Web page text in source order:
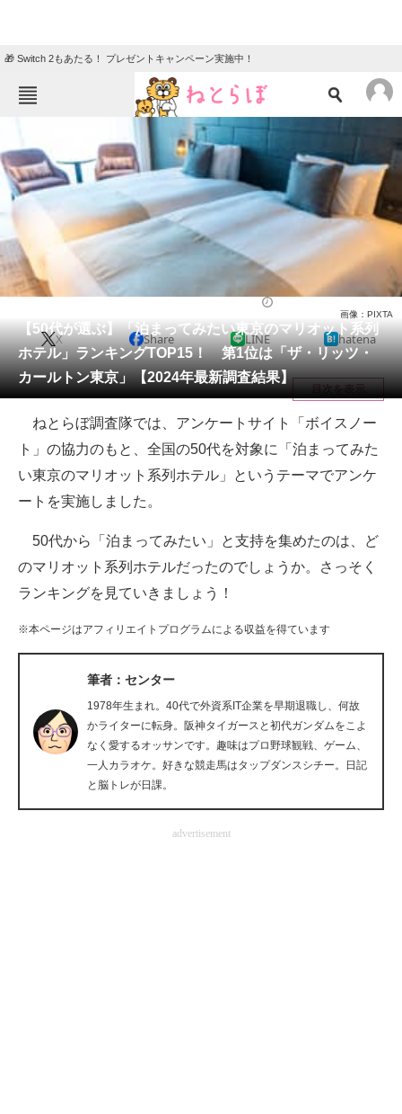
🎁 Switch 2もあたる！ プレゼントキャンペーン実施中！
TOP ニュース
エンタメ クイズ
住まい 教育・育児
動物 リサーチ
会員記事
メディア
注目記事を集めた総合ページ
ITの今と未来を見通す
スマホと通信の最新トレンド
好きが集まる 比べて選べる
ビジネスと働き方のヒント
AI活用のいまが分かる
企業ITのトレンドを詳説
経営リーダーのコミュニティ
マーケ×ITの今がよく分かる
ITエンジニア向け専門サイト
企業向けIT製品の総合サイト
【50代が選ぶ】「泊まってみたい東京のマリオット系列
ホテル」ランキングTOP15！ 第1位は「ザ・リッツ・
カールトン東京」【2024年最新調査結果】
画像：PIXTA
X Share LINE hatena
目次を表示
ねとらぼ調査隊では、アンケートサイト「ボイスノー
ト」の協力のもと、全国の50代を対象に「泊まってみた
い東京のマリオット系列ホテル」というテーマでアンケ
ートを実施しました。
50代から「泊まってみたい」と支持を集めたのは、ど
のマリオット系列ホテルだったのでしょうか。さっそく
ランキングを見ていきましょう！
※本ページはアフィリエイトプログラムによる収益を得ています
筆者：センター
1978年生まれ。40代で外資系IT企業を早期退職し、何故
かライターに転身。阪神タイガースと初代ガンダムをこよ
なく愛するオッサンです。趣味はプロ野球観戦、ゲーム、
一人カラオケ。好きな競走馬はタップダンスシチー。日記
と脳トレが日課。
advertisement